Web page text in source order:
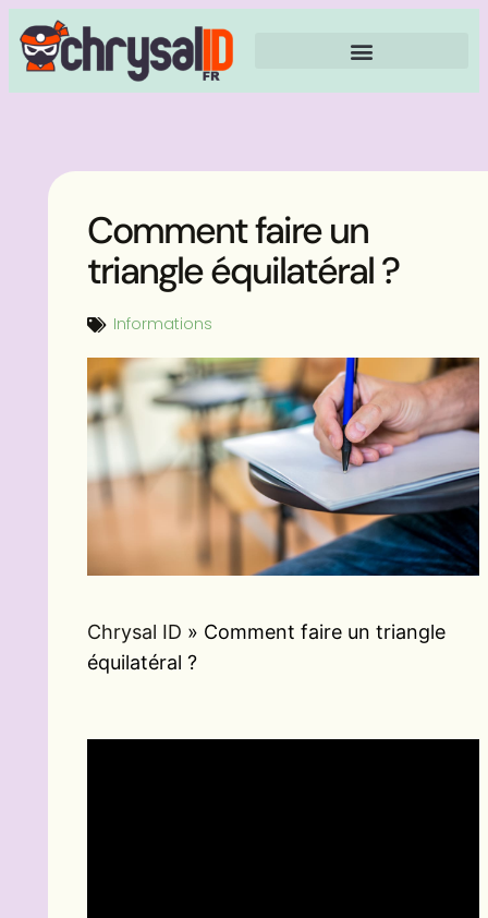
Comment faire un
triangle équilatéral ?
Informations
Chrysal ID » Comment faire un triangle
équilatéral ?